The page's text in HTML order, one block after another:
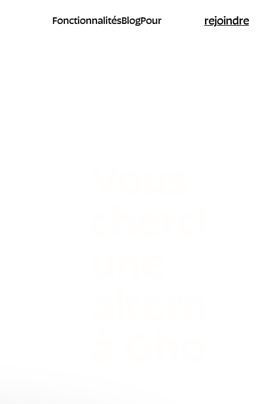
FonctionnalitésBlogPour rejoindre